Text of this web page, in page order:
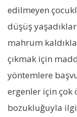
edilmeyen
düşüş
mahrum
çıkmak için
yöntemlere
ergenler için çok
bozukluğuyla